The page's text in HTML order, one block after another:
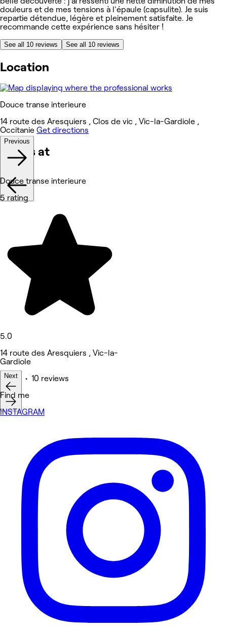
douleurs et de mes tensions à l'épaule (capsulite). Je suis
repartie détendue, légère et pleinement satisfaite. Je
recommande cette expérience sans hésiter !
See all 10 reviews See all 10 reviews
Location
Douce transe interieure
14 route des Aresquiers , Clos de vic , Vic-la-Gardiole ,
Occitanie Get directions
Works at
Previous
Douce transe interieure
5 rating
5.0
14 route des Aresquiers , Vic-la-
Gardiole
Other • 10 reviews
Next
Find me
INSTAGRAM